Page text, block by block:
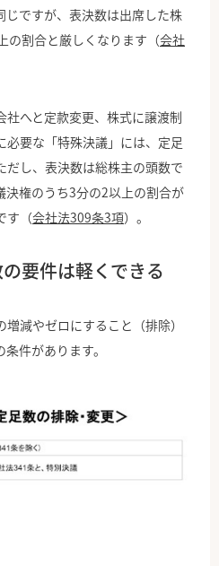
じですが、表決数は出席した株
の割合と厳しくなります（会社
社へと定款変更、株式に譲渡制
必要な「特殊決議」には、定足
し、表決数は総株主の頭数で
決権のうち3分の2以上の割合が
す（会社法309条3項）。
要件は軽くできる
減やゼロにすること（排除）
件があります。